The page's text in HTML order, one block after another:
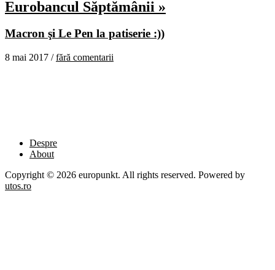
Eurobancul Săptămânii »
Macron şi Le Pen la patiserie :))
8 mai 2017 /fără comentarii
Despre
About
Copyright © 2026 europunkt. All rights reserved. Powered by
utos.ro